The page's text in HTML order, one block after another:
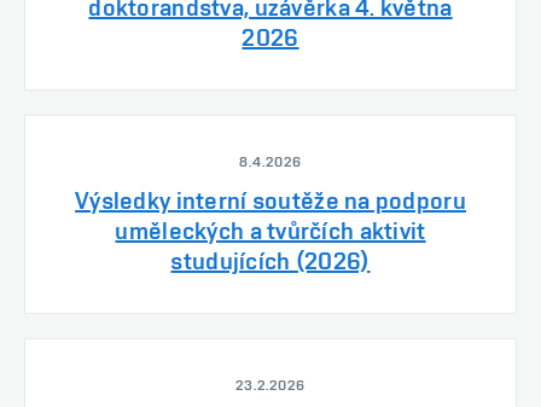
doktorandstva, uzávěrka 4. května
2026
8.4.2026
Výsledky interní soutěže na podporu
uměleckých a tvůrčích aktivit
studujících (2026)
23.2.2026